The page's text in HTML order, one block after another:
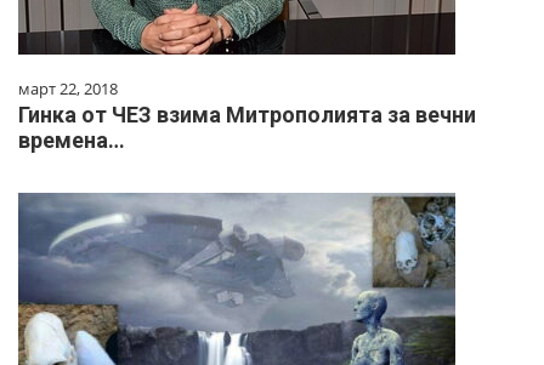
март 22, 2018
Гинка от ЧЕЗ взима Митрополията за вечни
времена…